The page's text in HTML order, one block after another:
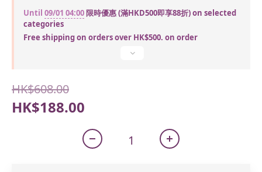
Until 09/01 04:00限時優惠 (滿HKD500即享88折) on selected
categories
Free shipping on orders over HK$500. on order
HK$608.00
HK$188.00